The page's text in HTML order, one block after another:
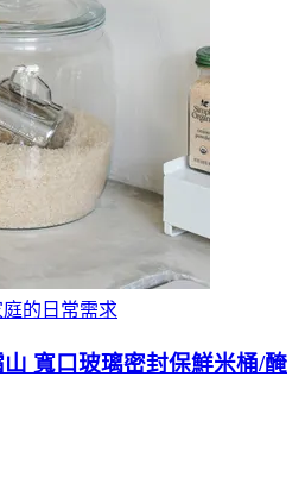
的日常需求
寬口玻璃密封保鮮米桶/醃